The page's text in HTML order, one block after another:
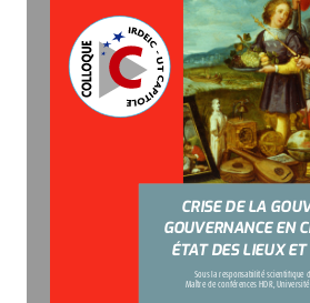
CRISE DE LA
GOUVERNANCE EN
ÉTAT DES LIEUX ET
Sous la responsabilité scientifique
Maître de conférences HDR, Université